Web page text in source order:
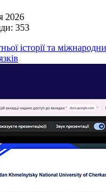
2026
353
історії та